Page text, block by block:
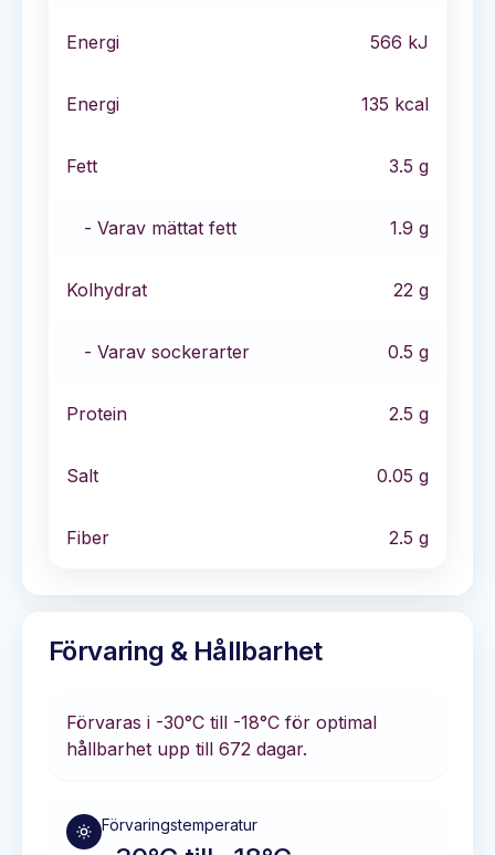
Energi 566 kJ
Energi 135 kcal
Fett 3.5 g
- Varav mättat fett 1.9 g
Kolhydrat 22 g
- Varav sockerarter 0.5 g
Protein 2.5 g
Salt 0.05 g
Fiber 2.5 g
Förvaring & Hållbarhet
Förvaras i -30°C till -18°C för optimal
hållbarhet upp till 672 dagar.
Förvaringstemperatur